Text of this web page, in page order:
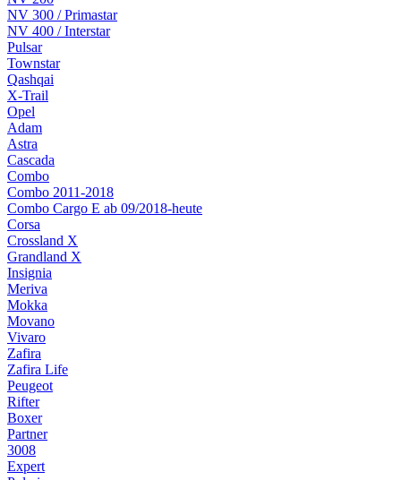
NV 300 / Primastar
NV 400 / Interstar
Pulsar
Townstar
Qashqai
X-Trail
Opel
Adam
Astra
Cascada
Combo
Combo 2011-2018
Combo Cargo E ab 09/2018-heute
Corsa
Crossland X
Grandland X
Insignia
Meriva
Mokka
Movano
Vivaro
Zafira
Zafira Life
Peugeot
Rifter
Boxer
Partner
3008
Expert